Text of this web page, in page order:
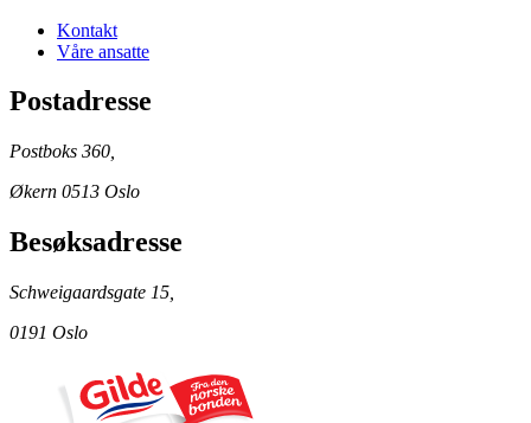
Kontakt
Våre ansatte
Postadresse
Postboks 360,
Økern 0513 Oslo
Besøksadresse
Schweigaardsgate 15,
0191 Oslo